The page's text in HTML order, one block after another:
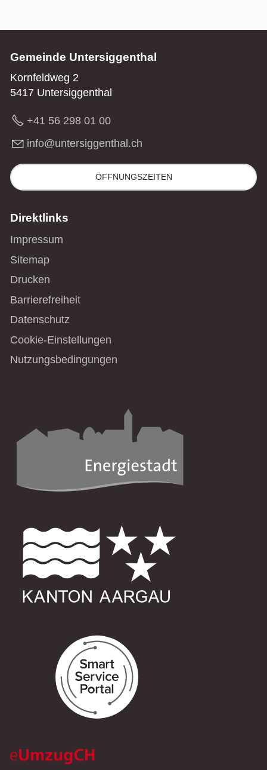
Gemeinde Untersiggenthal
Kornfeldweg 2
5417 Untersiggenthal
+41 56 298 01 00
nf
nt rs gg nth ch
ÖFFNUNGSZEITEN
Direktlinks
Impressum
Sitemap
Drucken
Barrierefreiheit
Datenschutz
Cookie-Einstellungen
Nutzungsbedingungen